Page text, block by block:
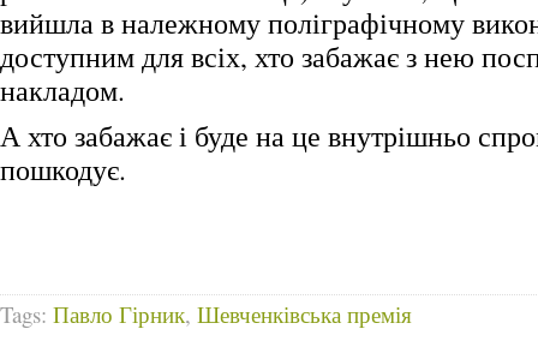
вийшла в належному поліграфічному
доступним для всіх, хто забажає з нею
накладом.
А хто забажає і буде на це внутрішньо
пошкодує.
Tags: Павло Гірник, Шевченківська премія